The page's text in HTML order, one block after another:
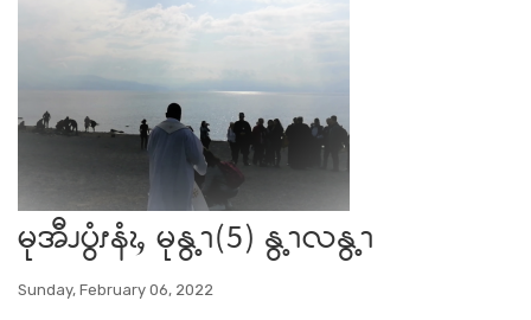
မုအီၪပွံၭနံၩႇ မုနွ့ၫ(5) နွ့ၫလနွ့ၫ
Sunday, February 06, 2022